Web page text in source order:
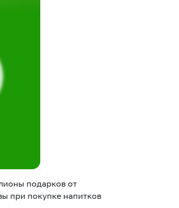
подарков от
при покупке напитков